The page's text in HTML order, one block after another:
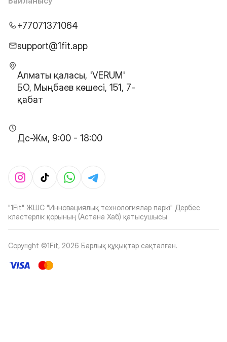
+77071371064
support@1fit.app
Алматы қаласы, 'VERUM'
БО, Мыңбаев көшесі, 151, 7-
қабат
Дс-Жм, 9:00 - 18:00
"1Fit" ЖШС "Инновациялық технологиялар паркі" Дербес
кластерлік қорының (Астана Хаб) қатысушысы
Copyright ©1Fit, 2026 Барлық құқықтар сақталған.